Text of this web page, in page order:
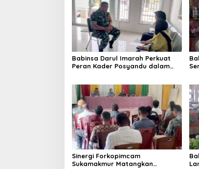
Babinsa Darul Imarah Perkuat
Peran Kader Posyandu dalam
Sinergi Forkopimcam
Sukamakmur Matangkan